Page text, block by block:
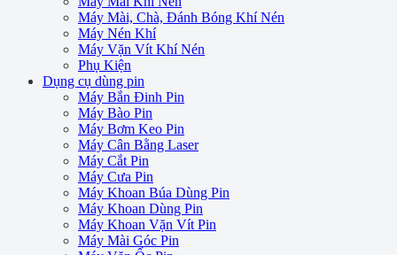
Máy Mài, Chà, Đánh Bóng Khí Nén
Máy Nén Khí
Máy Vặn Vít Khí Nén
Phụ Kiện
Dụng cụ dùng pin
Máy Bắn Đinh Pin
Máy Bào Pin
Máy Bơm Keo Pin
Máy Cân Bằng Laser
Máy Cắt Pin
Máy Cưa Pin
Máy Khoan Búa Dùng Pin
Máy Khoan Dùng Pin
Máy Khoan Vặn Vít Pin
Máy Mài Góc Pin